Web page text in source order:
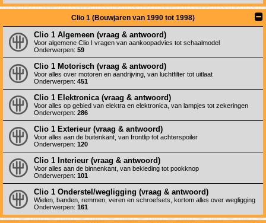
Clio 1 (Bouwjaren van 1990 tot 1998)
Clio 1 Algemeen (vraag & antwoord)
Voor algemene Clio I vragen van aankoopadvies tot schaalmodel
Onderwerpen: 59
Clio 1 Motorisch (vraag & antwoord)
Voor alles over motoren en aandrijving, van luchtfilter tot uitlaat
Onderwerpen: 451
Clio 1 Elektronica (vraag & antwoord)
Voor alles op gebied van elektra en elektronica, van lampjes tot zekeringen
Onderwerpen: 286
Clio 1 Exterieur (vraag & antwoord)
Voor alles aan de buitenkant, van frontlip tot achterspoiler
Onderwerpen: 120
Clio 1 Interieur (vraag & antwoord)
Voor alles aan de binnenkant, van bekleding tot pookknop
Onderwerpen: 101
Clio 1 Onderstel/wegligging (vraag & antwoord)
Wielen, banden, remmen, veren en schroefsets, kortom alles over wegligging
Onderwerpen: 161